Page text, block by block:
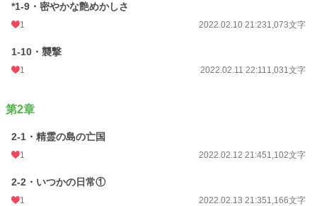
*1-9・密やかな艶めかしさ
1 2022.02.10 21:231,073文字
1-10・襲撃
1 2022.02.11 22:111,031文字
第2章
2-1・精霊の島の亡国
1 2022.02.12 21:451,102文字
2-2・いつかの日常①
1 2022.02.13 21:351,166文字